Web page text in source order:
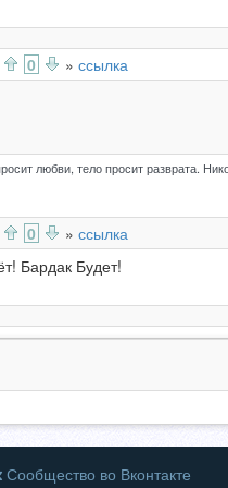
0 » ссылка
любви, тело просит разврата.
0 » ссылка
Бардак Будет!
Сообщество во Вконтакте